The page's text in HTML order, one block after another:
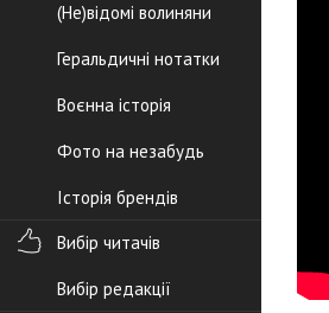
(Не)відомі волиняни
Геральдичні нотатки
Воєнна історія
Фото на незабудь
Історія брендів
Вибір читачів
Вибір редакції